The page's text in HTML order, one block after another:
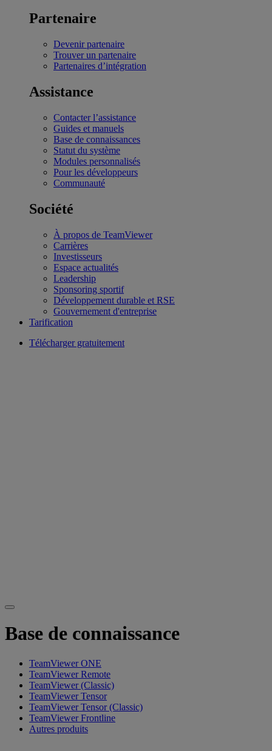
Partenaire
Devenir partenaire
Trouver un partenaire
Partenaires d’intégration
Assistance
Contacter l’assistance
Guides et manuels
Base de connaissances
Statut du système
Modules personnalisés
Pour les développeurs
Communauté
Société
À propos de TeamViewer
Carrières
Investisseurs
Espace actualités
Leadership
Sponsoring sportif
Développement durable et RSE
Gouvernement d'entreprise
Tarification
Télécharger gratuitement
Base de connaissance
TeamViewer ONE
TeamViewer Remote
TeamViewer (Classic)
TeamViewer Tensor
TeamViewer Tensor (Classic)
TeamViewer Frontline
Autres produits